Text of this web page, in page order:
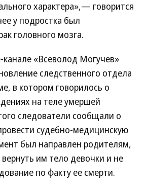
характера»,— говорится
у подростка был
головного мозга.
канале «Всеволод Могучев»
следственного отдела
в котором говорилось о
на теле умершей
следователи сообщали о
судебно-медицинскую
был направлен родителям,
им тело девочки и не
по факту ее смерти.